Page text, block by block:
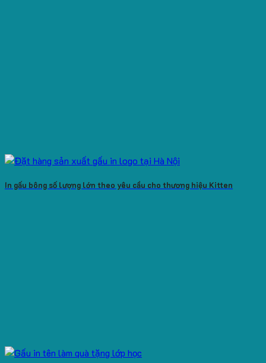
In gấu bông số lượng lớn theo yêu cầu cho thương hiệu Kitten